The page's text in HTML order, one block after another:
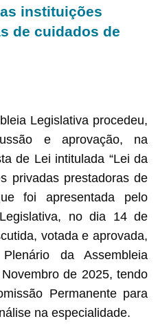
instituições
de cuidados de
Legislativa procedeu,
e aprovação, na
de Lei intitulada “Lei da
privadas prestadoras de
foi apresentada pelo
no dia 14 de
votada e aprovada,
da Assembleia
de 2025, tendo
Permanente para
na especialidade.